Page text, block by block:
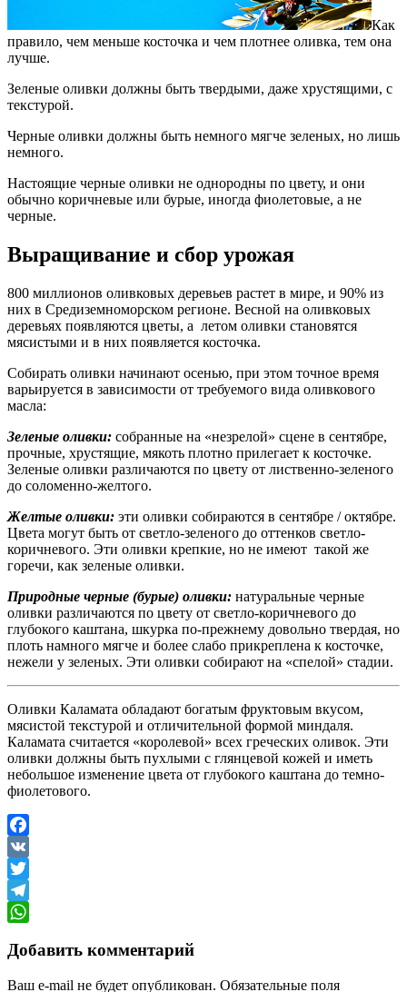
Как
правило, чем меньше косточка и чем плотнее оливка, тем она
лучше.
Зеленые оливки должны быть твердыми, даже хрустящими, с
текстурой.
Черные оливки должны быть немного мягче зеленых, но лишь
немного.
Настоящие черные оливки не однородны по цвету, и они
обычно коричневые или бурые, иногда фиолетовые, а не
черные.
Выращивание и сбор урожая
800 миллионов оливковых деревьев растет в мире, и 90% из
них в Средиземноморском регионе. Весной на оливковых
деревьях появляются цветы, а летом оливки становятся
мясистыми и в них появляется косточка.
Собирать оливки начинают осенью, при этом точное время
варьируется в зависимости от требуемого вида оливкового
масла:
Зеленые оливки: собранные на «незрелой» сцене в сентябре,
прочные, хрустящие, мякоть плотно прилегает к косточке.
Зеленые оливки различаются по цвету от лиственно-зеленого
до соломенно-желтого.
Желтые оливки: эти оливки собираются в сентябре / октябре.
Цвета могут быть от светло-зеленого до оттенков светло-
коричневого. Эти оливки крепкие, но не имеют такой же
горечи, как зеленые оливки.
Природные черные (бурые) оливки: натуральные черные
оливки различаются по цвету от светло-коричневого до
глубокого каштана, шкурка по-прежнему довольно твердая, но
плоть намного мягче и более слабо прикреплена к косточке,
нежели у зеленых. Эти оливки собирают на «спелой» стадии.
Оливки Каламата обладают богатым фруктовым вкусом,
мясистой текстурой и отличительной формой миндаля.
Каламата считается «королевой» всех греческих оливок. Эти
оливки должны быть пухлыми с глянцевой кожей и иметь
небольшое изменение цвета от глубокого каштана до темно-
фиолетового.
Facebook
VK
Twitter
Telegram
Добавить комментарий
Ваш e-mail не будет опубликован. Обязательные поля